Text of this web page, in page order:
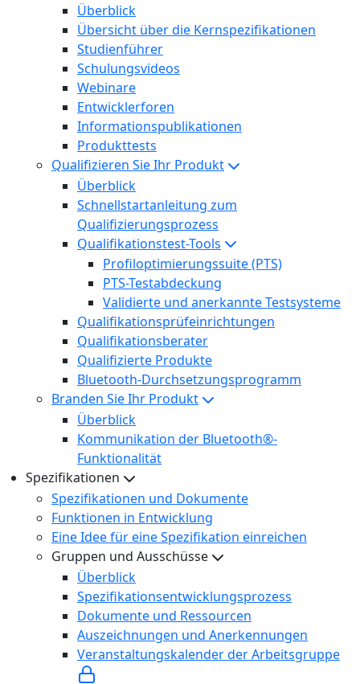
Überblick
Übersicht über die Kernspezifikationen
Studienführer
Schulungsvideos
Webinare
Entwicklerforen
Informationspublikationen
Produkttests
Qualifizieren Sie Ihr Produkt
Überblick
Schnellstartanleitung zum
Qualifizierungsprozess
Qualifikationstest-Tools
Profiloptimierungssuite (PTS)
PTS-Testabdeckung
Validierte und anerkannte Testsysteme
Qualifikationsprüfeinrichtungen
Qualifikationsberater
Qualifizierte Produkte
Bluetooth-Durchsetzungsprogramm
Branden Sie Ihr Produkt
Überblick
Kommunikation der Bluetooth®-
Funktionalität
Spezifikationen
Spezifikationen und Dokumente
Funktionen in Entwicklung
Eine Idee für eine Spezifikation einreichen
Gruppen und Ausschüsse
Überblick
Spezifikationsentwicklungsprozess
Dokumente und Ressourcen
Auszeichnungen und Anerkennungen
Veranstaltungskalender der Arbeitsgruppe